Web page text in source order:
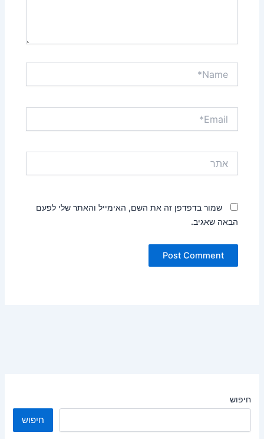
חיפוש
חיפוש
שמור בדפדפן זה את השם, האימייל והאתר שלי לפעם
הבאה שאגיב.